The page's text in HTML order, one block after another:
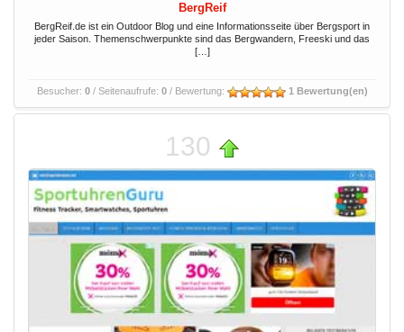
BergReif
BergReif.de ist ein Outdoor Blog und eine Informationsseite über Bergsport in
jeder Saison. Themenschwerpunkte sind das Bergwandern, Freeski und das
[…]
Besucher: 0/ Seitenaufrufe: 0/ Bewertung: 1 Bewertung(en)
130